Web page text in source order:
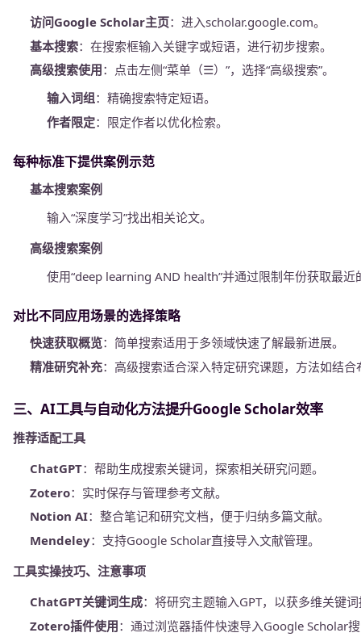
访问Google Scholar主页：进入scholar.google.com。
基本搜索：在搜索框输入关键字或短语，进行初步搜索。
高级搜索使用：点击左侧“菜单（☰）”，选择“高级搜索”。
输入词组：精确搜索特定短语。
作者限定：限定作者以优化检索。
每种标准下提供案例示范
基本搜索案例
输入“深度学习”找出相关论文。
高级搜索案例
使用“deep learning AND health”并通过限制年份获取最近
对比不同应用场景的选择策略
快速获取概览：简单搜索适用于多领域快速了解最新进展。
精准研究补充：高级搜索适合深入特定研究课题，方法如结合
三、AI工具与自动化方法提升Google Scholar效率
推荐适配工具
ChatGPT：帮助生成搜索关键词，探索相关研究问题。
Zotero：实时保存与管理参考文献。
Notion AI：整合笔记和研究文档，便于归纳多篇文献。
Mendeley：支持Google Scholar直接导入文献管理。
工具实操技巧、注意事项
ChatGPT关键词生成：将研究主题输入GPT，以获多维关键
Zotero插件使用：通过浏览器插件快速导入Google Scholar